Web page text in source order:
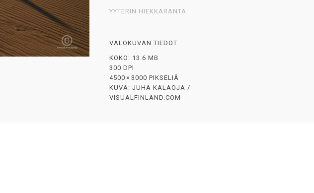
YYTERIN HIEKKARANTA
VALOKUVAN TIEDOT
KOKO: 13.6 MB
300 DPI
4500 × 3000 PIKSELIÄ
KUVA: JUHA KALAOJA /
VISUALFINLAND.COM